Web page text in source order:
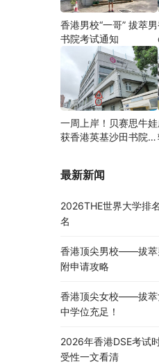
香港男校“一哥” 拔萃男
书院考试通知
一周上岸！贝赛思牛娃
获香港英基沙田书院录
最新新闻
2026THE世界大学排
名
香港顶尖男校——拔萃
附申请攻略
香港顶尖女校——拔萃
中学位充足！
2026年香港DSE考试
受性一文看清